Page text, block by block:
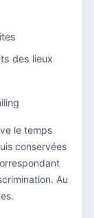
des lieux
le temps
conservées
Au